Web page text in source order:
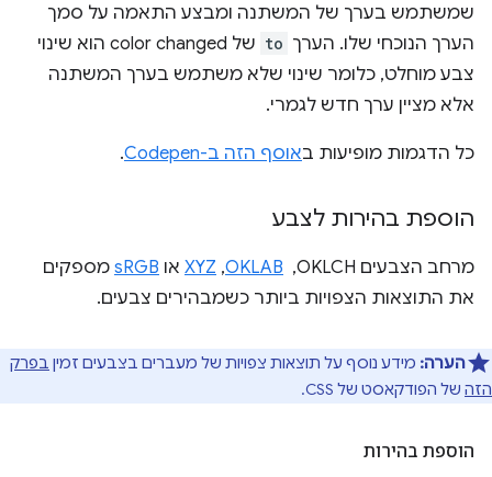
שמשתמש בערך של המשתנה ומבצע התאמה על סמך
הערך הנוכחי שלו. הערך to
של color changed הוא שינוי
צבע מוחלט, כלומר שינוי שלא משתמש בערך המשתנה
אלא מציין ערך חדש לגמרי.
כל הדגמות מופיעות באוסף הזה ב-Codepen .
הוספת בהירות לצבע
מרחב הצבעים OKLCH, ‏ OKLAB
,‏
XYZ או sRGB מספקים
את התוצאות הצפויות ביותר כשמבהירים צבעים.
הערה: מידע נוסף על תוצאות צפויות של מעברים בצבעים זמין בפרק
הזה של הפודקאסט של CSS.
הוספת בהירות